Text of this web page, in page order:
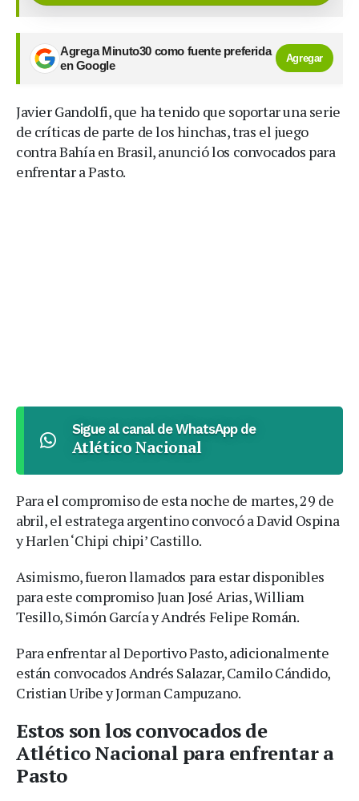
Agrega Minuto30 como fuente preferida
en Google
Agregar
Javier Gandolfi, que ha tenido que soportar una serie
de críticas de parte de los hinchas, tras el juego
contra Bahía en Brasil, anunció los convocados para
enfrentar a Pasto.
Sigue al canal de WhatsApp de
Atlético Nacional
Para el compromiso de esta noche de martes, 29 de
abril, el estratega argentino convocó a David Ospina
y Harlen ‘Chipi chipi’ Castillo.
Asimismo, fueron llamados para estar disponibles
para este compromiso Juan José Arias, William
Tesillo, Simón García y Andrés Felipe Román.
Para enfrentar al Deportivo Pasto, adicionalmente
están convocados Andrés Salazar, Camilo Cándido,
Cristian Uribe y Jorman Campuzano.
Estos son los convocados de
Atlético Nacional para enfrentar a
Pasto